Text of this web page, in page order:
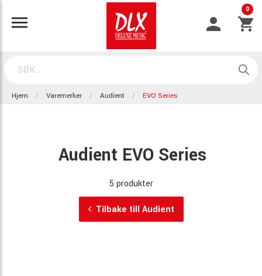
0
Hjem Varemerker Audient EVO Series
Audient EVO Series
5 produkter
Tilbake till Audient